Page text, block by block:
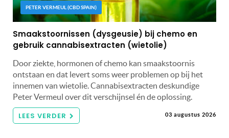
PETER VERMEUL (CBD SPAIN)
Smaakstoornissen (dysgeusie) bij chemo en
gebruik cannabisextracten (wietolie)
Door ziekte, hormonen of chemo kan smaakstoornis
ontstaan en dat levert soms weer problemen op bij het
innemen van wietolie. Cannabisextracten deskundige
Peter Vermeul over dit verschijnsel én de oplossing.
LEES VERDER 03 augustus 2026